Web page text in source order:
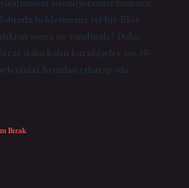
bekletmeniz iyi bir fikir
sonra ne yapılmalı? Daha
daha kalın kurabiyeler ise 10-
fırından çıkarıp oda
Bırak